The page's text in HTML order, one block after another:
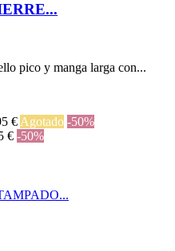
pico y manga larga con...
€ Agotado -50%
€ -50%